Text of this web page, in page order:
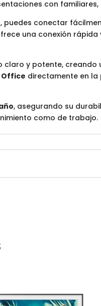
con
, puedes conectar
una conexión
claro y potente,
directamente en la
, asegurando su
como de trabajo.